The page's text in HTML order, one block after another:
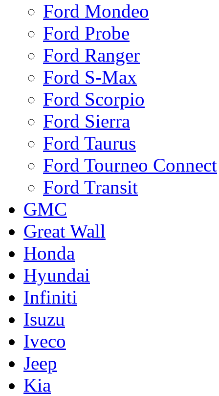
Ford Mondeo
Ford Probe
Ford Ranger
Ford S-Max
Ford Scorpio
Ford Sierra
Ford Taurus
Ford Tourneo Connect
Ford Transit
GMC
Great Wall
Honda
Hyundai
Infiniti
Isuzu
Iveco
Jeep
Kia